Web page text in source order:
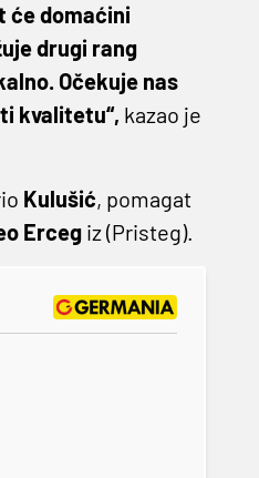
će domaćini
drugi rang
Očekuje nas
kvalitetu“, kazao je
Kulušić, pomagat
Ercegiz (Pristeg).